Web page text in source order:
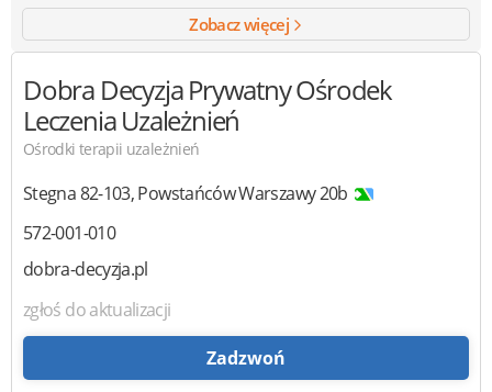
Zobacz więcej
Dobra DecyzjaPrywatny Ośrodek
Leczenia Uzależnień
Ośrodki terapii uzależnień
Stegna82-103,Powstańców Warszawy 20b
572-001-010
dobra-decyzja.pl
zgłoś do aktualizacji
Zadzwoń